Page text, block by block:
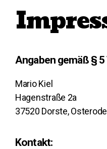
Angaben gemäß § 5
Mario Kiel
Hagenstraße 2a
37520 Dorste,
Kontakt: